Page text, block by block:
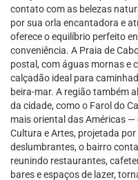
contato com as belezas
por sua orla encantadora e
oferece o equilíbrio perfeito
conveniência. A Praia de
postal, com águas mornas e
calçadão ideal para
beira-mar. A região também
da cidade, como o Farol do
mais oriental das Américas —
Cultura e Artes, projetada
deslumbrantes, o bairro
reunindo restaurantes,
bares e espaços de lazer,